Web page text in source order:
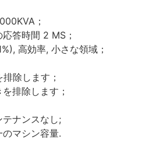
；
答時間 2 MS；
高効率, 小さな領域；
除します；
排除します；
ナンスなし;
マシン容量.